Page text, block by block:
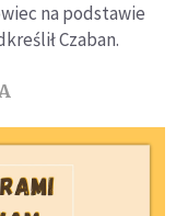
na podstawie
Czaban.